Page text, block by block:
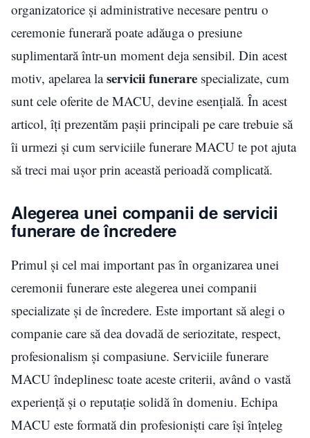
organizatorice și administrative necesare pentru o
ceremonie funerară poate adăuga o presiune
suplimentară într-un moment deja sensibil. Din acest
motiv, apelarea laservicii funerare specializate, cum
sunt cele oferite de MACU, devine esențială. În acest
articol, îți prezentăm pașii principali pe care trebuie să
îi urmezi și cum serviciile funerare MACU te pot ajuta
să treci mai ușor prin această perioadă complicată.
Alegerea unei companii de servicii
funerare de încredere
Primul și cel mai important pas în organizarea unei
ceremonii funerare este alegerea unei companii
specializate și de încredere. Este important să alegi o
companie care să dea dovadă de seriozitate, respect,
profesionalism și compasiune. Serviciile funerare
MACU îndeplinesc toate aceste criterii, având o vastă
experiență și o reputație solidă în domeniu. Echipa
MACU este formată din profesioniști care își înțeleg